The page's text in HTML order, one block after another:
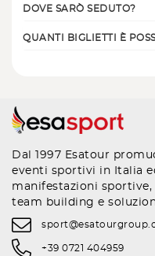
DOVE SARÒ SEDUTO?
QUANTI BIGLIETTI È
Dal 1997 Esatour
eventi sportivi in Italia
manifestazioni
team building e
+39 0721 404959